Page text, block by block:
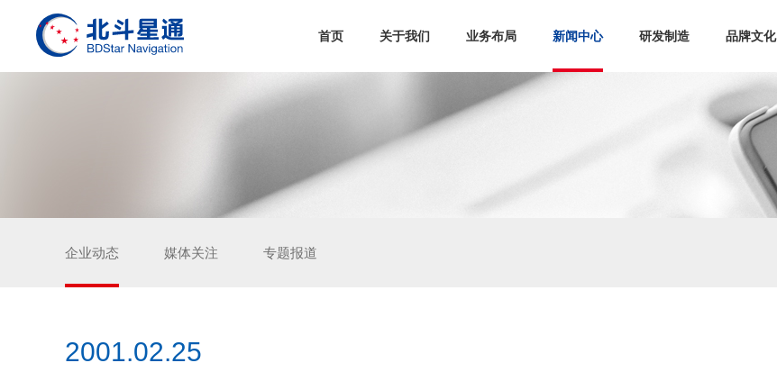
首页 关于我们 业务布局 新闻中心 研发制造 品牌文化
企业动态 媒体关注 专题报道
2001.02.25